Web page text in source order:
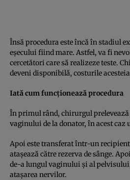
Însă procedura este încă în stadiul
eşecului fiind mare. Astfel, va fi
cercetători care să realizeze teste.
deveni disponibilă, costurile
Iată cum funcţionează procedura
În primul rând, chirurgul prelevează
vaginului de la donator, în acest caz
Apoi este transferat într-un
ataşează către rezerva de sânge.
de-a lungul vaginului şi al
ataşarea nervilor.